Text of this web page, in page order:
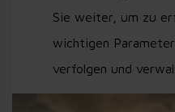
Sie weiter, um zu
wichtigen
verfolgen und